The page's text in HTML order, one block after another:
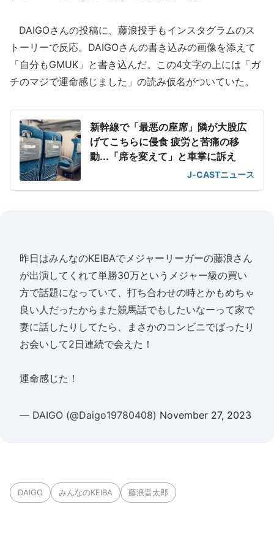
DAIGOさんの投稿に、藤浪投手もインスタグラムのス
トーリーで反応。DAIGOさんの書き込みの画像を添えて
「自分もGMUK」と書き込んだ。この4文字の上には「ガ
チのマジで運命感じました」の読み仮名がついていた。
新幹線で「最悪の座席」隣が大股広
げてこちらに侵食 疲労と苦痛の移
動...「席を変えて」と車掌に訴え
J-CASTニュース
昨日はみんなのKEIBAでメジャーリーガーの藤浪さん
が出演してくれて単勝30万というメジャー級の買い
方で話題になっていて、打ち合わせの時とかもめちゃ
良い人だったからまた競馬話でもしたいなーって家で
妻に話したりしてたら、まさかのコンビニでばったり
お会いして2日連続で会えた！
運命感じた！
— DAIGO (@Daigo19780408) November 27, 2023
DAIGO みんなのKEIBA 藤浪晋太郎